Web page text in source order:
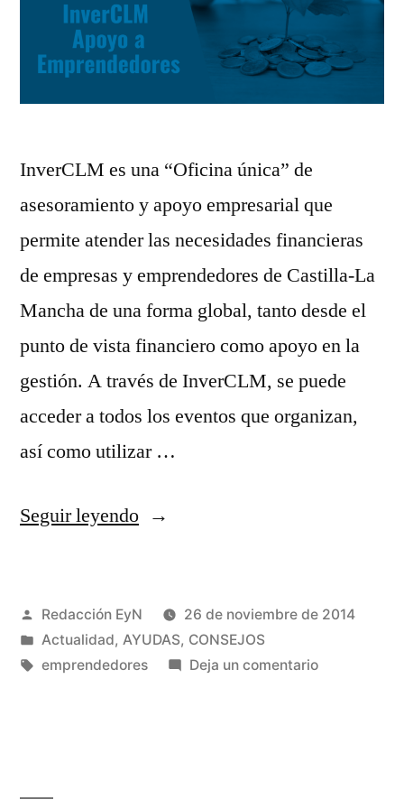
InverCLM es una “Oficina única” de
asesoramiento y apoyo empresarial que
permite atender las necesidades financieras
de empresas y emprendedores de Castilla-La
Mancha de una forma global, tanto desde el
punto de vista financiero como apoyo en la
gestión. A través de InverCLM, se puede
acceder a todos los eventos que organizan,
así como utilizar …
Seguir leyendo«InverCLM
a
Emprendedores»
Publicado
por
Redacción EyN
26 de noviembre de 2014
Publicado
en
Actualidad, AYUDAS, CONSEJOS
Etiquetas:
emprendedores Deja un comentarioen